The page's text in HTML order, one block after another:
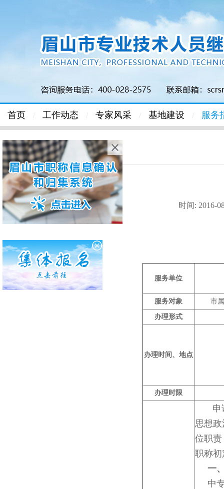
首页 / 工作动态 / 专家风采 / 基地建设 / 服务
首页>服务指南> 正文
时间: 2016-
服务单位
服务对象 市
办理形式
办理时间、地点
办理时限
申请
思想
位职
职称初
一
中专